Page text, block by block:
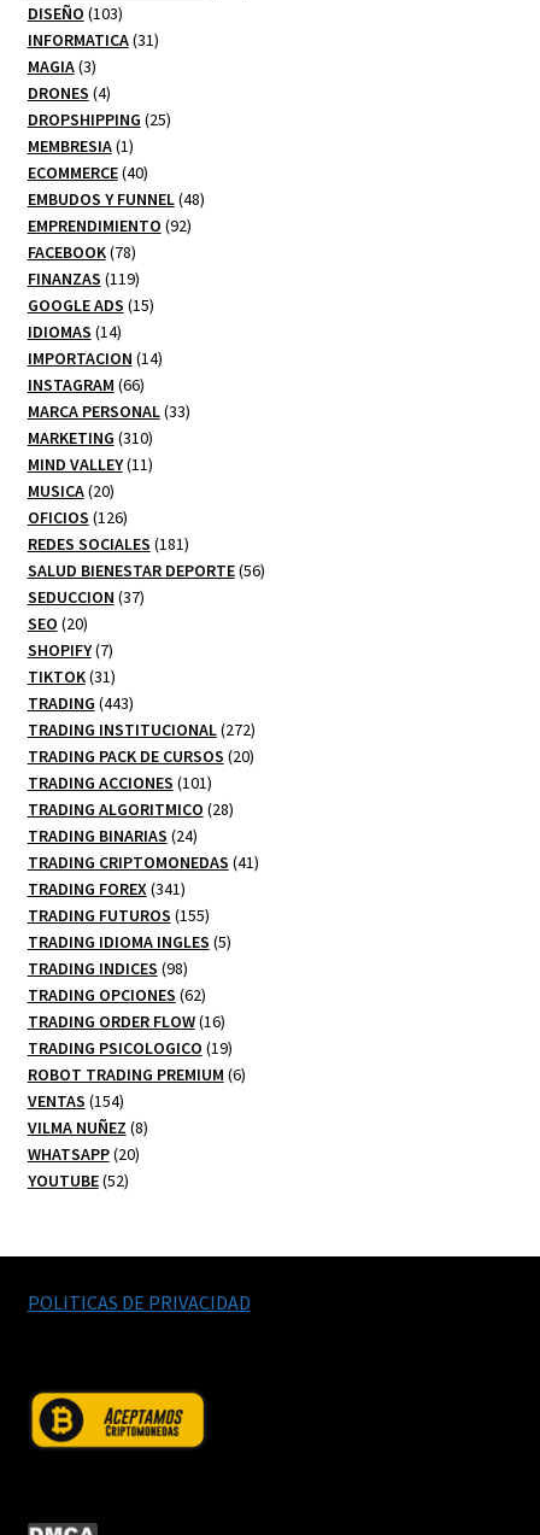
DISEÑO 103103
productos
INFORMATICA 3131
MAGIA 33
productos
DRONES 44
productos
DROPSHIPPING 2525
MEMBRESIA 11
producto
ECOMMERCE 4040
productos
EMBUDOS Y FUNNEL 4848
EMPRENDIMIENTO 9292
FACEBOOK 7878
productos
FINANZAS 119119
productos
GOOGLE ADS 1515
IDIOMAS 1414
productos
IMPORTACION 1414
INSTAGRAM 6666
productos
MARCA PERSONAL 3333
MARKETING 310310
productos
MIND VALLEY 1111
MUSICA 2020
productos
OFICIOS 126126
productos
REDES SOCIALES 181181
productos
SALUD BIENESTAR DEPORTE 5656
SEDUCCION 3737
SEO 2020
productos
SHOPIFY 77
productos
TIKTOK 3131
productos
TRADING 443443
productos
TRADING INSTITUCIONAL 272272
productos
TRADING PACK DE CURSOS 2020
TRADING ACCIONES 101101
productos
TRADING ALGORITMICO 2828
TRADING BINARIAS 2424
productos
TRADING CRIPTOMONEDAS 4141
TRADING FOREX 341341
productos
TRADING FUTUROS 155155
productos
TRADING IDIOMA INGLES 55
TRADING INDICES 9898
productos
TRADING OPCIONES 6262
productos
TRADING ORDER FLOW 1616
productos
TRADING PSICOLOGICO 1919
productos
ROBOT TRADING PREMIUM 66
VENTAS 154154
productos
VILMA NUÑEZ 88
WHATSAPP 2020
YOUTUBE 5252
POLITICAS DE PRIVACIDAD